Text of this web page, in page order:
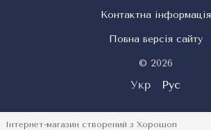
Контактна інформація
Повна версія сайту
© 2026
Укр Рус
Інтернет-магазин створений з Хорошоп